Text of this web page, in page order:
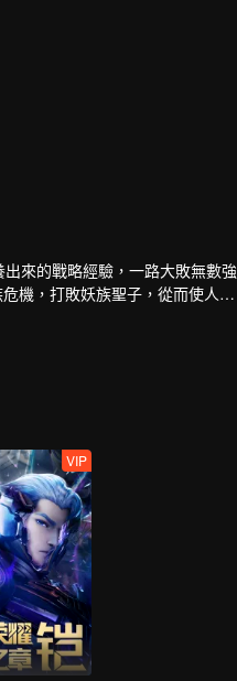
來的戰略經驗，一路大敗無數強
機，打敗妖族聖子，從而使人族
。為保此界安寧，風夏與塵海老
路。
VIP